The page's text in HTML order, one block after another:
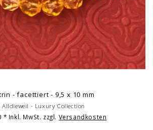
- facettiert - 9,5 x 10 mm
Alldieweil - Luxury Collection
* Inkl. MwSt. zzgl. Versandkosten